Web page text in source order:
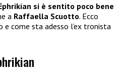
si è sentito poco bene
a Raffaella Scuotto. Ecco
come sta adesso l’ex tronista